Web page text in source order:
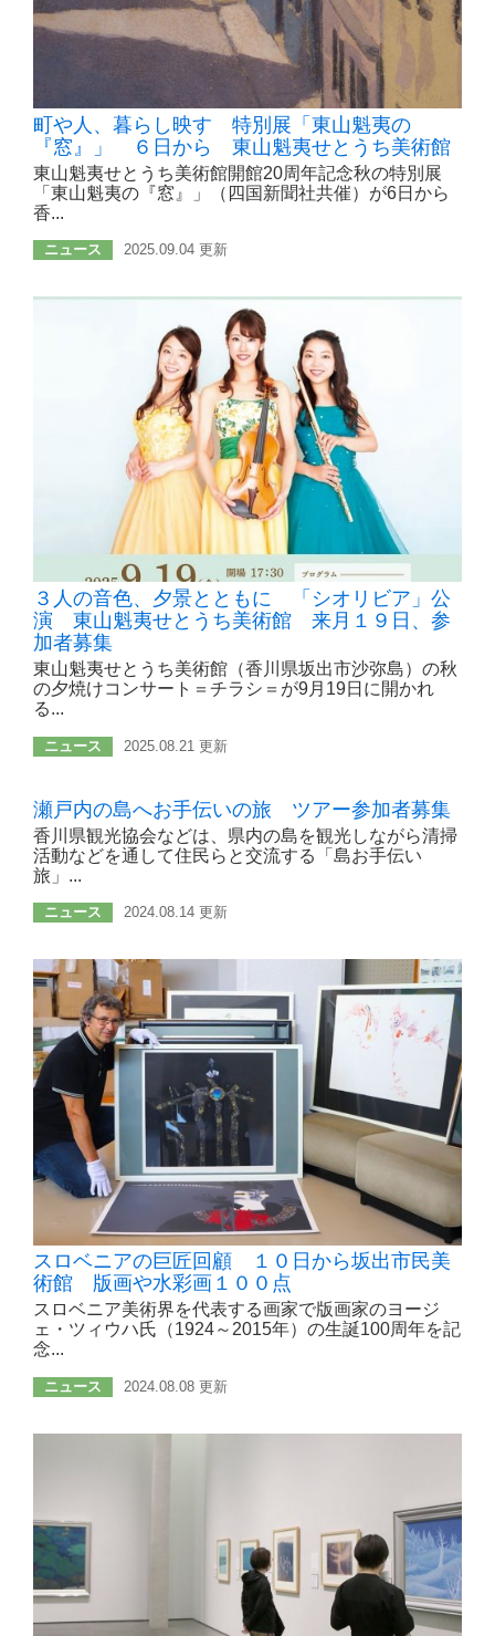
町や人、暮らし映す 特別展「東山魁夷の
『窓』」 ６日から 東山魁夷せとうち美術館
東山魁夷せとうち美術館開館20周年記念秋の特別展
「東山魁夷の『窓』」（四国新聞社共催）が6日から
香...
ニュース 2025.09.04 更新
３人の音色、夕景とともに 「シオリビア」公
演 東山魁夷せとうち美術館 来月１９日、参
加者募集
東山魁夷せとうち美術館（香川県坂出市沙弥島）の秋
の夕焼けコンサート＝チラシ＝が9月19日に開かれ
る...
ニュース 2025.08.21 更新
瀬戸内の島へお手伝いの旅 ツアー参加者募集
香川県観光協会などは、県内の島を観光しながら清掃
活動などを通して住民らと交流する「島お手伝い
旅」...
ニュース 2024.08.14 更新
スロベニアの巨匠回顧 １０日から坂出市民美
術館 版画や水彩画１００点
スロベニア美術界を代表する画家で版画家のヨージ
ェ・ツィウハ氏（1924～2015年）の生誕100周年を記
念...
ニュース 2024.08.08 更新